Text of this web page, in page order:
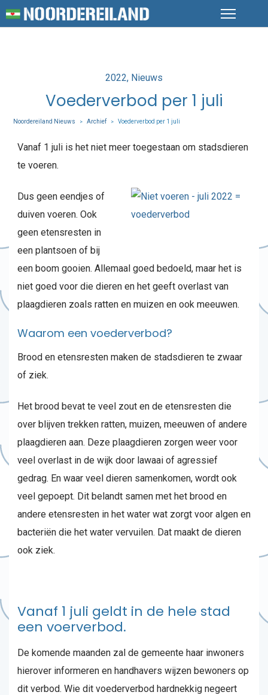
Posted
2022 Nieuws
Voederverbod per 1 juli
Noordereiland Nieuws > Archief > Voederverbod per 1 juli
Vanaf 1 juli is het niet meer toegestaan om stadsdieren
te voeren.
Dus geen eendjes of
duiven voeren. Ook
geen etensresten in
een plantsoen of bij
een boom gooien. Allemaal goed bedoeld, maar het is
niet goed voor die dieren en het geeft overlast van
plaagdieren zoals ratten en muizen en ook meeuwen.
Waarom een voederverbod?
Brood en etensresten maken de stadsdieren te zwaar
of ziek.
Het brood bevat te veel zout en de etensresten die
over blijven trekken ratten, muizen, meeuwen of andere
plaagdieren aan. Deze plaagdieren zorgen weer voor
veel overlast in de wijk door lawaai of agressief
gedrag. En waar veel dieren samenkomen, wordt ook
veel gepoept. Dit belandt samen met het brood en
andere etensresten in het water wat zorgt voor algen en
bacteriën die het water vervuilen. Dat maakt de dieren
ook ziek.
Vanaf 1 juli geldt in de hele stad
een voerverbod.
De komende maanden zal de gemeente haar inwoners
hierover informeren en handhavers wijzen bewoners op
dit verbod. Wie dit voederverbod hardnekkig negeert